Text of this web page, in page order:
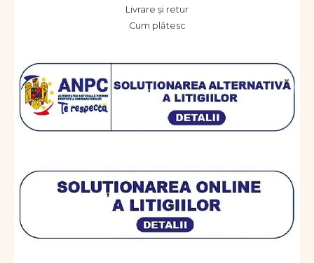
Livrare și retur
Cum plătesc